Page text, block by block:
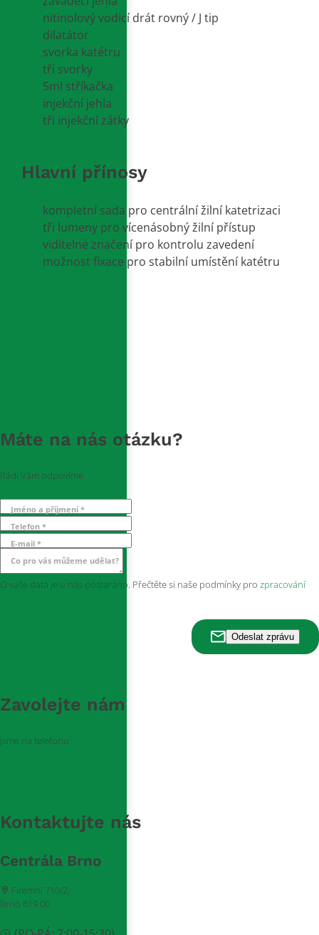
nitinolový vodicí drát rovný / J tip
dilatátor
svorka katétru
tři svorky
5ml stříkačka
injekční jehla
tři injekční zátky
Hlavní přínosy
kompletní sada pro centrální žilní katetrizaci
tři lumeny pro vícenásobný žilní přístup
viditelné značení pro kontrolu zavedení
možnost fixace pro stabilní umístění katétru
Máte na nás otázku?
Rádi Vám odpovíme
Jméno a příjmení *
Telefon *
E-mail *
Co pro vás můžeme udělat?
O vaše data je u nás postaráno. Přečtěte si naše podmínky pro zpracování
Zavolejte nám
Jsme na telefonu
Kontaktujte nás
Centrála Brno
Firemní 710/2,
Brno 619 00